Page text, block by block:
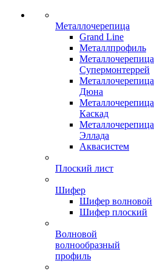
Металлочерепица
Grand Line
Металлпрофиль
Металлочерепица
Супермонтеррей
Металлочерепица
Дюна
Металлочерепица
Каскад
Металлочерепица
Эллада
Аквасистем
Плоский лист
Шифер
Шифер волновой
Шифер плоский
Волновой
волнообразный
профиль